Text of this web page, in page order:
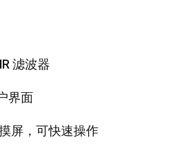
滤波器
界面
屏，可快速操作